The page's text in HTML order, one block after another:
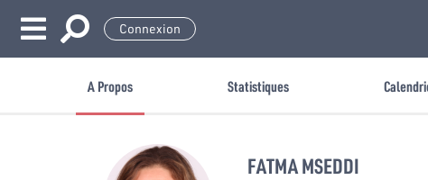
Connexion
A Propos Statistiques
FATMA MSEDDI